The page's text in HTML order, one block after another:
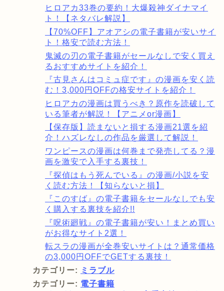
ヒロアカ33巻の要約！大爆殺神ダイナマイ
ト！【ネタバレ解説】
【70%OFF】アオアシの電子書籍が安いサイ
ト！格安で読む方法！
鬼滅の刃の電子書籍がセールなしで安く買え
るおすすめサイトを紹介！
『古見さんはコミュ症です』の漫画を安く読
む！3,000円OFFの格安サイトを紹介！
ヒロアカの漫画は買うべき？原作を読破して
いる筆者が解説！【アニメor漫画】
【保存版】読まないと損する漫画21選を紹
介！ハズレなしの作品を厳選して解説！
ワンピースの漫画は何巻まで発売してる？漫
画を激安で入手する裏技！
『探偵はもう死んでいる』の漫画/小説を安
く読む方法！【知らないと損】
『このすば』の電子書籍をセールなしでも安
く購入する裏技を紹介!!
『呪術廻戦』の電子書籍が安い！まとめ買い
がお得なサイト2選！
転スラの漫画が全巻安いサイトは？通常価格
の3,000円OFFでGETする裏技！
カテゴリー: ミラブル
カテゴリー: 電子書籍